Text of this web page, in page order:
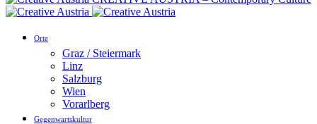
Orte
Graz / Steiermark
Linz
Salzburg
Wien
Vorarlberg
Gegenwartskultur